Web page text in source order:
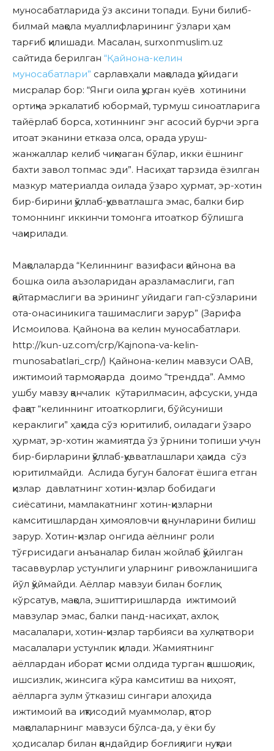
муносабатларида ўз аксини топади. Буни билиб-
билмай мақола муаллифларининг ўзлари ҳам
тарғиб қилишади. Масалан, surxonmuslim.uz
сайтида берилган “Қайнона-келин
муносабатлари” сарлавҳали мақолада қуйидаги
мисралар бор: “Янги оила қурган куёв хотинини
ортиқча эркалатиб юбормай, турмуш синоатларига
тайёрлаб борса, хотиннинг энг асосий бурчи эрга
итоат эканини етказа олса, орада уруш-
жанжаллар келиб чиқмаган бўлар, икки ёшнинг
бахти завол топмас эди”. Насиҳат тарзида ёзилган
мазкур материалда оилада ўзаро ҳурмат, эр-хотин
бир-бирини қўллаб-қувватлашга эмас, балки бир
томоннинг иккинчи томонга итоаткор бўлишга
чақирилади.
Мақолаларда “Келиннинг вазифаси қайнона ва
бошка оила аъзоларидан аразламаслиги, гап
қайтармаслиги ва эрининг уйидаги гап-сўзларини
ота-онасиникига ташимаслиги зарур” (Зарифа
Исмоилова. Қайнона ва келин муносабатлари.
http://kun-uz.com/crp/Kajnona-va-kelin-
munosabatlari_crp/) Қайнона-келин мавзуси ОАВ,
ижтимоий тармоқларда доимо “трендда”. Аммо
ушбу мавзу қанчалик кўтарилмасин, афсуски, унда
фақат “келиннинг итоаткорлиги, бўйсуниши
кераклиги” ҳақида сўз юритилиб, оиладаги ўзаро
ҳурмат, эр-хотин жамиятда ўз ўрнини топиши учун
бир-бирларини қўллаб-қувватлашлари ҳақида сўз
юритилмайди. Аслида бугун балоғат ёшига етган
қизлар давлатнинг хотин-қизлар бобидаги
сиёсатини, мамлакатнинг хотин-қизларни
камситишлардан ҳимояловчи қонунларини билиш
зарур. Хотин-қизлар онгида аёлнинг роли
тўғрисидаги анъаналар билан жойлаб қўйилган
тасаввурлар устунлиги уларнинг ривожланишига
йўл қўймайди. Аёллар мавзуи билан боғлиқ
кўрсатув, мақола, эшиттиришларда ижтимоий
мавзулар эмас, балки панд-насиҳат, ахлоқ
масалалари, хотин-қизлар тарбияси ва хулқ-атвори
масалалари устунлик қилади. Жамиятнинг
аёллардан иборат қисми олдида турган қашшоқлик,
ишсизлик, жинсига кўра камситиш ва ниҳоят,
аёлларга зулм ўтказиш сингари алоҳида
ижтимоий ва иқтисодий муаммолар, қатор
мақолаларнинг мавзуси бўлса-да, у ёки бу
ҳодисалар билан қандайдир боғлиқлиги нуқтаи